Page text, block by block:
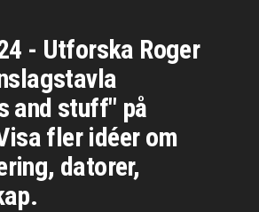
- Utforska Roger
and stuff" på
fler idéer om
datorer,